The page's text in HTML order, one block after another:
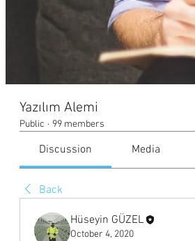
Yazılım Alemi
Public · 99 members
Discussion Media
Back
Hüseyin GÜZEL
October 4, 2020